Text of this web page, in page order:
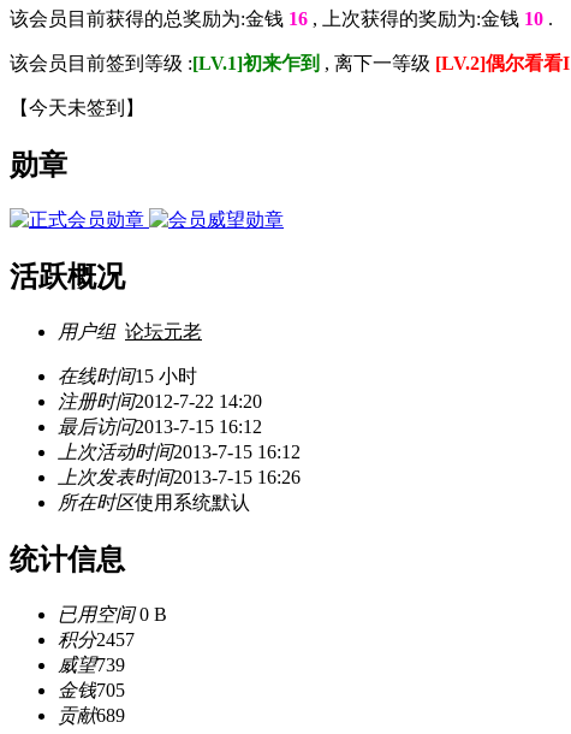
该会员目前获得的总奖励为:金钱 16 , 上次获得的奖励为:金钱 10 .
该会员目前签到等级 :[LV.1]初来乍到 , 离下一等级 [LV.2]偶尔看看I
【今天未签到 】
勋章
活跃概况
用户组 论坛元老
在线时间15 小时
注册时间2012-7-22 14:20
最后访问2013-7-15 16:12
上次活动时间2013-7-15 16:12
上次发表时间2013-7-15 16:26
所在时区使用系统默认
统计信息
已用空间0 B
积分2457
威望739
金钱705
贡献689